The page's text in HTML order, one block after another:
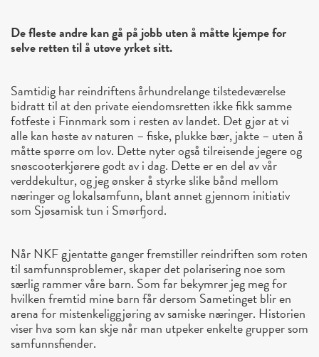
De fleste andre kan gå på jobb uten å måtte kjempe for
selve retten til å utøve yrket sitt.
Samtidig har reindriftens århundrelange tilstedeværelse
bidratt til at den private eiendomsretten ikke fikk samme
fotfeste i Finnmark som i resten av landet. Det gjør at vi
alle kan høste av naturen – fiske, plukke bær, jakte – uten å
måtte spørre om lov. Dette nyter også tilreisende jegere og
snøscooterkjørere godt av i dag. Dette er en del av vår
verddekultur, og jeg ønsker å styrke slike bånd mellom
næringer og lokalsamfunn, blant annet gjennom initiativ
som Sjøsamisk tun i Smørfjord.
Når NKF gjentatte ganger fremstiller reindriften som roten
til samfunnsproblemer, skaper det polarisering noe som
særlig rammer våre barn. Som far bekymrer jeg meg for
hvilken fremtid mine barn får dersom Sametinget blir en
arena for mistenkeliggjøring av samiske næringer. Historien
viser hva som kan skje når man utpeker enkelte grupper som
samfunnsfiender.